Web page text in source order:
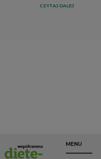
jej istocie
odpowiadające za
niszczenie kości),
CZYTAJ DALEJ
MENU